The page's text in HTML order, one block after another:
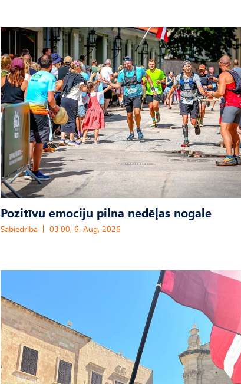
Pozitīvu emociju pilna nedēļas nogale
Sabiedrība 03:00, 6. Aug, 2026